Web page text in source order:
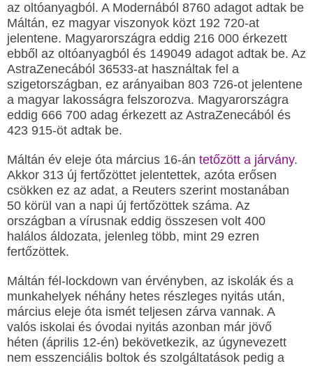
az oltóanyagból. A Modernából 8760 adagot adtak be
Máltán, ez magyar viszonyok közt 192 720-at
jelentene. Magyarországra eddig 216 000 érkezett
ebből az oltóanyagból és 149049 adagot adtak be. Az
AstraZenecából 36533-at használtak fel a
szigetországban, ez arányaiban 803 726-ot jelentene
a magyar lakosságra felszorozva. Magyarországra
eddig 666 700 adag érkezett az AstraZenecából és
423 915-öt adtak be.
Máltán év eleje óta március 16-án tetőzött a járvány.
Akkor 313 új fertőzöttet jelentettek, azóta erősen
csökken ez az adat, a Reuters szerint mostanában
50 körül van a napi új fertőzöttek száma. Az
országban a vírusnak eddig összesen volt 400
halálos áldozata, jelenleg több, mint 29 ezren
fertőzöttek.
Máltán fél-lockdown van érvényben, az iskolák és a
munkahelyek néhány hetes részleges nyitás után,
március eleje óta ismét teljesen zárva vannak. A
valós iskolai és óvodai nyitás azonban már jövő
héten (április 12-én) bekövetkezik, az úgynevezett
nem esszenciális boltok és szolgáltatások pedig a